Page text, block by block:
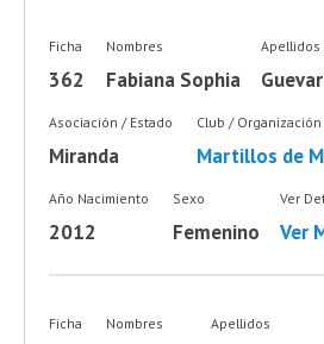
Ficha
362
Nombres
Fabiana Sophia
Apellidos
Asociación / Estado
Miranda
Club / Organización
Martillos de
Año Nacimiento
2012
Sexo
Femenino
Ver
Ver
Ficha Nombres Apellidos